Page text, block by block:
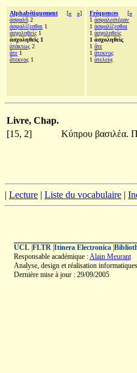
Alphabétiquement [« »]
ἀσφαλῆ 2
ἀσφαλίζεσθαι 1
ἀσχοληθείς 1
ἀσχοληθεὶς 1
ἀτάκτως 2
ἅτε 1
ἄτεκνος 1
Fréquences [«
1 ἀσφαλεστέραν
1 ἀσφαλίζεσθαι
1 ἀσχοληθείς
1 ἀσχοληθεὶς
1 ἅτε
1 ἄτεκνος
1 ἀτελείᾳ
Livre, Chap.
[15, 2]
Κύπρου βασιλέα.
| Lecture | Liste du vocabulaire |
UCL| FLTR| Itinera Electronica|
Responsable académique :Alain Meurant
Analyse, design et réalisation
Dernière mise à jour : 29/09/2005